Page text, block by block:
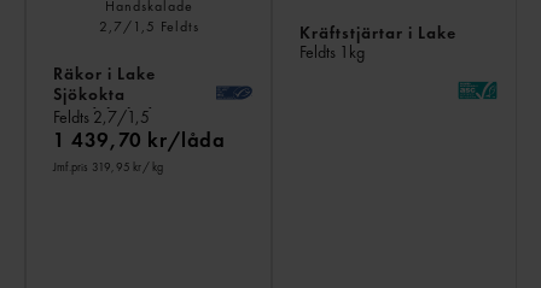
Räkor i Lake
Sjökokta
Handskalade
Feldts 2,7/1,5
1 439,70 kr/låda
Jmf.pris 319,95 kr/ kg
Kräftstjärtar i Lake
Feldts 1kg